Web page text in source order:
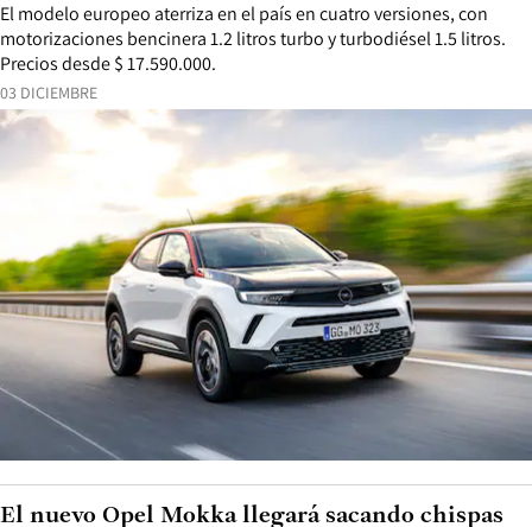
03 DICIEMBRE
El modelo europeo aterriza en el país en cuatro versiones, con
motorizaciones bencinera 1.2 litros turbo y turbodiésel 1.5 litros.
Precios desde $ 17.590.000.
El nuevo Opel Mokka llegará sacando chispas